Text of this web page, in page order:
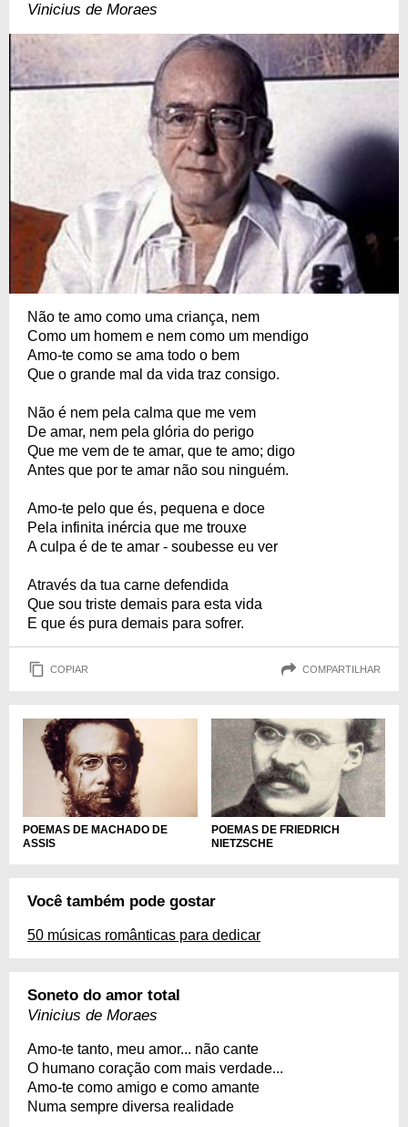
Vinicius de Moraes
Não te amo como uma criança, nem
Como um homem e nem como um mendigo
Amo-te como se ama todo o bem
Que o grande mal da vida traz consigo.
Não é nem pela calma que me vem
De amar, nem pela glória do perigo
Que me vem de te amar, que te amo; digo
Antes que por te amar não sou ninguém.
Amo-te pelo que és, pequena e doce
Pela infinita inércia que me trouxe
A culpa é de te amar - soubesse eu ver
Através da tua carne defendida
Que sou triste demais para esta vida
E que és pura demais para sofrer.
COPIAR COMPARTILHAR
POEMAS DE MACHADO DE
ASSIS
POEMAS DE FRIEDRICH
NIETZSCHE
Você também pode gostar
50 músicas românticas para dedicar
Soneto do amor total
Vinicius de Moraes
Amo-te tanto, meu amor... não cante
O humano coração com mais verdade...
Amo-te como amigo e como amante
Numa sempre diversa realidade